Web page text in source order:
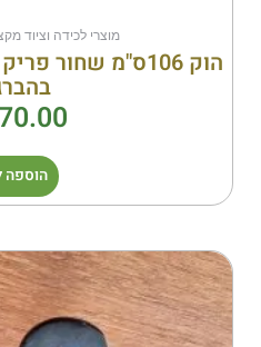
מוצרי לכידה וציוד
הוספה